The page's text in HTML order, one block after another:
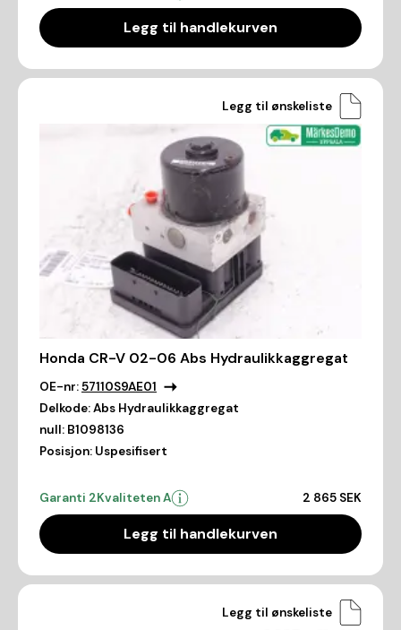
Legg til handlekurven
Legg til ønskeliste
Honda CR-V 02-06 Abs Hydraulikkaggregat
OE-nr:57110S9AE01
Delkode:Abs Hydraulikkaggregat
null: B1098136
Posisjon: Uspesifisert
Garanti 2Kvaliteten A 2 865 SEK
Legg til handlekurven
Legg til ønskeliste